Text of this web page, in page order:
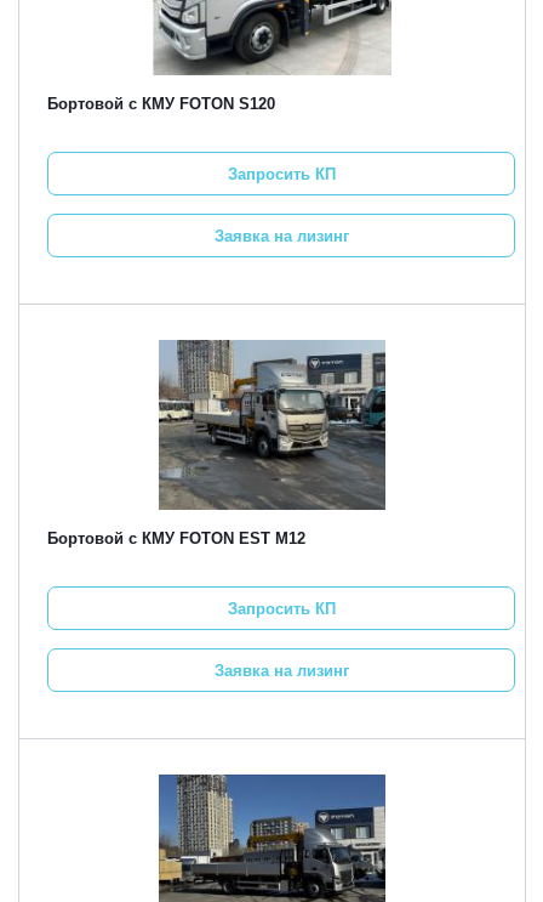
Бортовой с КМУ FOTON S120
Запросить КП
Заявка на лизинг
Бортовой с КМУ FOTON EST M12
Запросить КП
Заявка на лизинг